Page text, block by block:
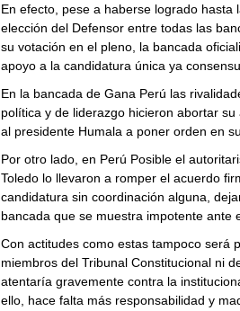
En efecto, pese a haberse logrado
elección del Defensor entre todas las
su votación en el pleno, la bancada
apoyo a la candidatura única ya
En la bancada de Gana Perú las
política y de liderazgo hicieron abortar
al presidente Humala a poner orden en
Por otro lado, en Perú Posible el
Toledo lo llevaron a romper el acuerdo
candidatura sin coordinación alguna,
bancada que se muestra impotente ante
Con actitudes como estas tampoco será
miembros del Tribunal Constitucional ni
atentaría gravemente contra la
ello, hace falta más responsabilidad y